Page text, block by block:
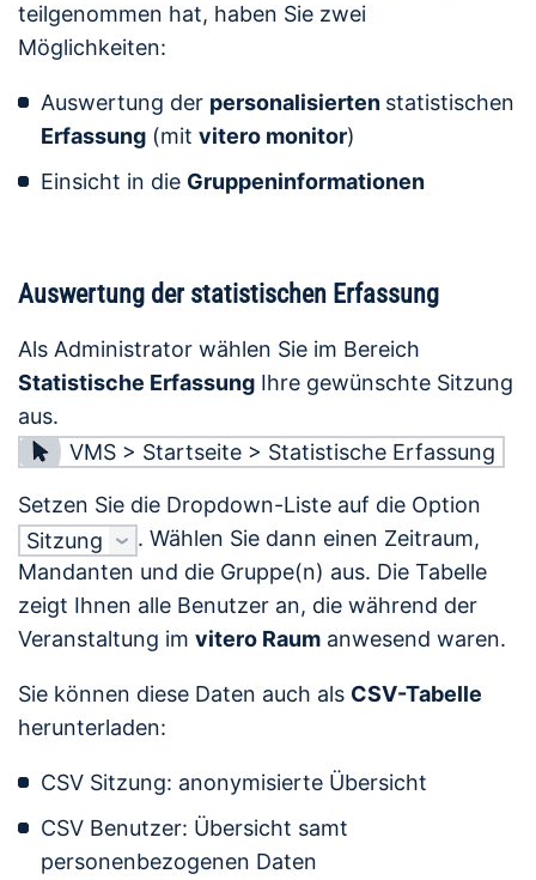
teilgenommen hat, haben Sie zwei
Möglichkeiten:
Auswertung der personalisierten statistischen
Erfassung (mitvitero monitor)
Einsicht in die Gruppeninformationen
Auswertung der statistischen Erfassung
Als Administrator wählen Sie im Bereich
Statistische Erfassung Ihre gewünschte Sitzung
aus.
VMS > Startseite > Statistische Erfassung
Setzen Sie die Dropdown-Liste auf die Option
Sitzung
. Wählen Sie dann einen Zeitraum,
Mandanten und die Gruppe(n) aus. Die Tabelle
zeigt Ihnen alle Benutzer an, die während der
Veranstaltung im vitero Raum anwesend waren.
Sie können diese Daten auch als CSV-Tabelle
herunterladen:
CSV Sitzung: anonymisierte Übersicht
CSV Benutzer: Übersicht samt
personenbezogenen Daten